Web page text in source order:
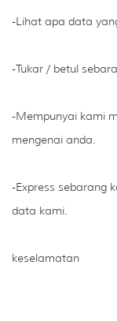
-Lihat apa data
-Tukar / betul
-Mempunyai kami
mengenai anda.
-Express sebarang
data kami.
keselamatan